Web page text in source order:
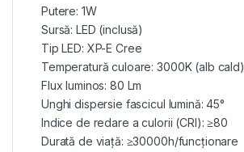
Putere: 1W
Sursă: LED (inclusă)
Tip LED: XP-E Cree
Temperatură culoare: 3000K (alb cald)
Flux luminos: 80 Lm
Unghi dispersie fascicul lumină: 45°
Indice de redare a culorii (CRI): ≥80
Durată de viață: ≥30000h/funcționare